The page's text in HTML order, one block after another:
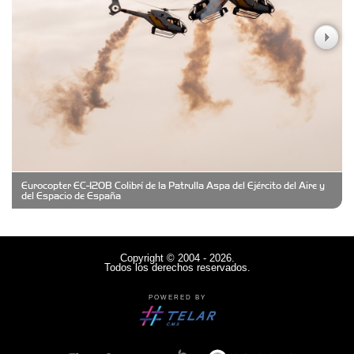
Casa Berta
Clima Castelar
CONSERVAS YAMASIRO
Cubanico´s - Cubanitos Rellenos!
Denisi Market
Eurocopter EC-120B Colibrí de la Patrulla Aspa del Ejército del Aire y
del Espacio de España
Copyright © 2004 - 2026.
Todos los derechos reservados.
POWERED BY